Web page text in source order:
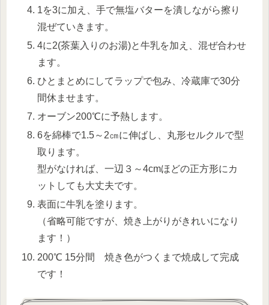
1を3に加え、手で無塩バターを潰しながら擦り
混ぜていきます。
4に2(茶葉入りのお湯)と牛乳を加え、混ぜ合わせ
ます。
ひとまとめにしてラップで包み、冷蔵庫で30分
間休ませます。
オーブン200℃に予熱します。
6を綿棒で1.5～2㎝に伸ばし、丸形セルクルで型
取ります。
型がなければ、一辺３～4cmほどの正方形にカ
ットしても大丈夫です。
表面に牛乳を塗ります。
（省略可能ですが、焼き上がりがきれいになり
ます！）
200℃ 15分間 焼き色がつくまで焼成して完成
です！